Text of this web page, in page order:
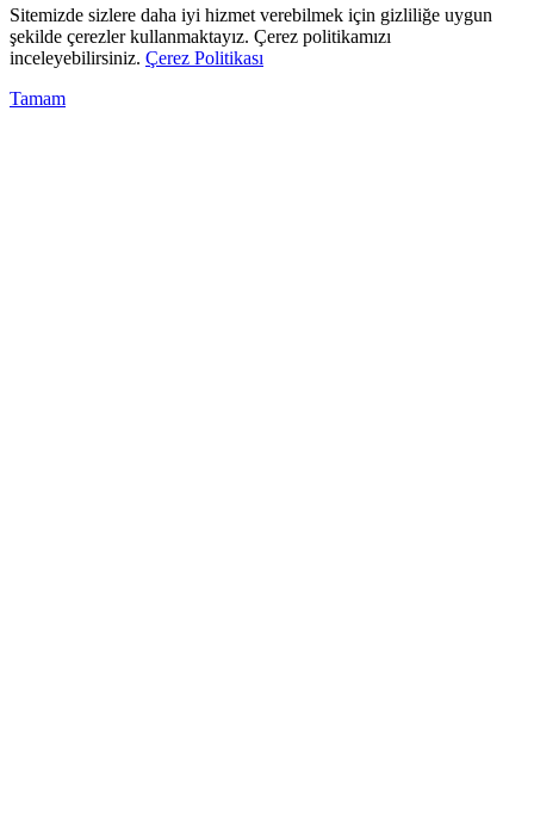
Sitemizde sizlere daha iyi hizmet verebilmek için gizliliğe uygun
şekilde çerezler kullanmaktayız. Çerez politikamızı
inceleyebilirsiniz. Çerez Politikası
Tamam